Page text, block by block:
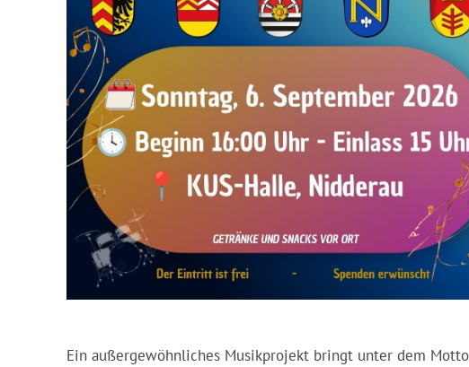
Ein außergewöhnliches Musikprojekt bringt unter dem